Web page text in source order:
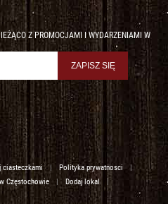
Z PROMOCJAMI I WYDARZENIAMI W
ciasteczkami | Polityka prywatnosci
|
Częstochowie | Dodaj lokal
|